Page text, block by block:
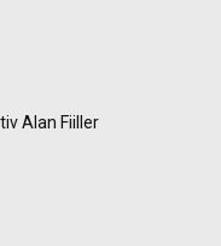
Alan Fiiller